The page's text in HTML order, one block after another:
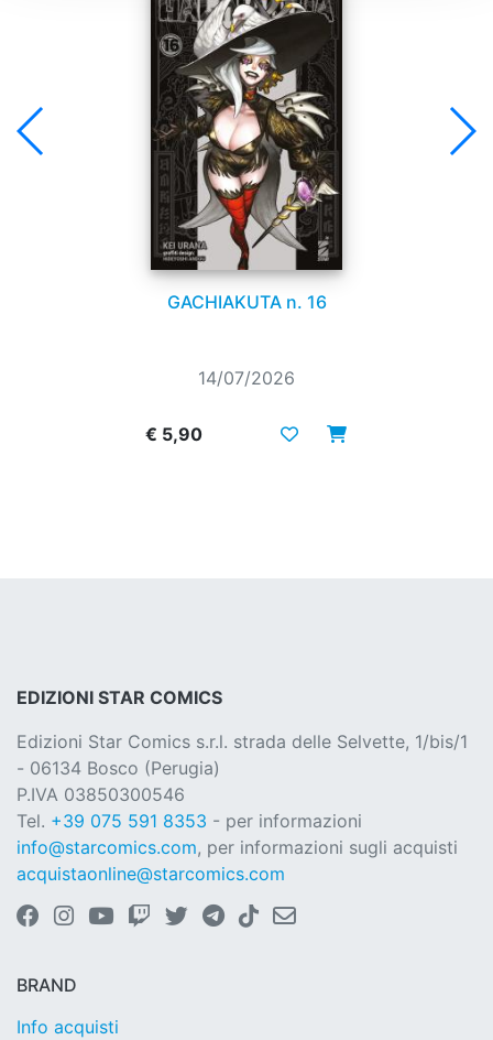
GACHIAKUTA n. 16
14/07/2026
€ 5,90
EDIZIONI STAR COMICS
Edizioni Star Comics s.r.l. strada delle Selvette, 1/bis/1
- 06134 Bosco (Perugia)
P.IVA 03850300546
Tel. +39 075 591 8353 - per informazioni
info@starcomics.com, per informazioni sugli acquisti
acquistaonline@starcomics.com
BRAND
Info acquisti